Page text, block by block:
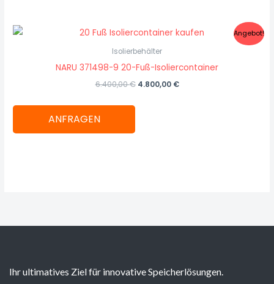
Angebot!
Isolierbehälter
NARU 371498-9 20-Fuß-Isoliercontainer
6.400,00€
Ursprünglicher
Preis
war:
4.800,00 €
Aktueller
Preis
ANFRAGEN
Ihr ultimatives Ziel für innovative Speicherlösungen.